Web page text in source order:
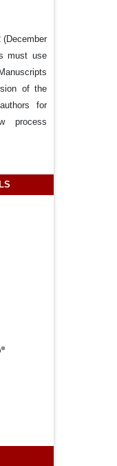
(December
must use
of the
for
process